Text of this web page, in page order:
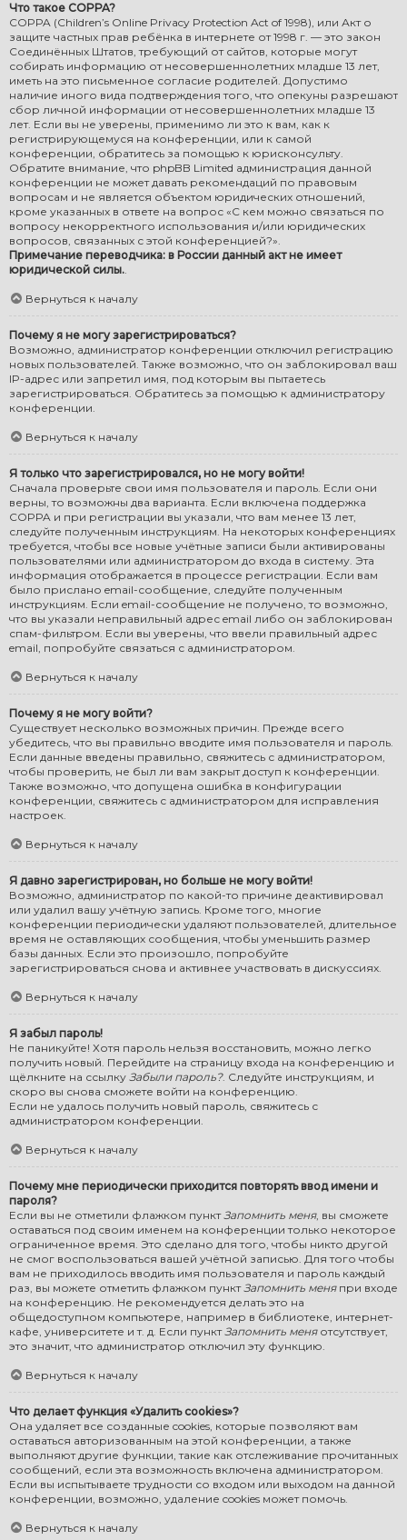
Что такое COPPA?
COPPA (Children’s Online Privacy Protection Act of 1998), или Акт о
защите частных прав ребёнка в интернете от 1998 г. — это закон
Соединённых Штатов, требующий от сайтов, которые могут
собирать информацию от несовершеннолетних младше 13 лет,
иметь на это письменное согласие родителей. Допустимо
наличие иного вида подтверждения того, что опекуны разрешают
сбор личной информации от несовершеннолетних младше 13
лет. Если вы не уверены, применимо ли это к вам, как к
регистрирующемуся на конференции, или к самой
конференции, обратитесь за помощью к юрисконсульту.
Обратите внимание, что phpBB Limited администрация данной
конференции не может давать рекомендаций по правовым
вопросам и не является объектом юридических отношений,
кроме указанных в ответе на вопрос «С кем можно связаться по
вопросу некорректного использования и/или юридических
вопросов, связанных с этой конференцией?».
Примечание переводчика: в России данный акт не имеет
юридической силы..
Вернуться к началу
Почему я не могу зарегистрироваться?
Возможно, администратор конференции отключил регистрацию
новых пользователей. Также возможно, что он заблокировал ваш
IP-адрес или запретил имя, под которым вы пытаетесь
зарегистрироваться. Обратитесь за помощью к администратору
конференции.
Вернуться к началу
Я только что зарегистрировался, но не могу войти!
Сначала проверьте свои имя пользователя и пароль. Если они
верны, то возможны два варианта. Если включена поддержка
COPPA и при регистрации вы указали, что вам менее 13 лет,
следуйте полученным инструкциям. На некоторых конференциях
требуется, чтобы все новые учётные записи были активированы
пользователями или администратором до входа в систему. Эта
информация отображается в процессе регистрации. Если вам
было прислано email-сообщение, следуйте полученным
инструкциям. Если email-сообщение не получено, то возможно,
что вы указали неправильный адрес email либо он заблокирован
спам-фильтром. Если вы уверены, что ввели правильный адрес
email, попробуйте связаться с администратором.
Вернуться к началу
Почему я не могу войти?
Существует несколько возможных причин. Прежде всего
убедитесь, что вы правильно вводите имя пользователя и пароль.
Если данные введены правильно, свяжитесь с администратором,
чтобы проверить, не был ли вам закрыт доступ к конференции.
Также возможно, что допущена ошибка в конфигурации
конференции, свяжитесь с администратором для исправления
настроек.
Вернуться к началу
Я давно зарегистрирован, но больше не могу войти!
Возможно, администратор по какой-то причине деактивировал
или удалил вашу учётную запись. Кроме того, многие
конференции периодически удаляют пользователей, длительное
время не оставляющих сообщения, чтобы уменьшить размер
базы данных. Если это произошло, попробуйте
зарегистрироваться снова и активнее участвовать в дискуссиях.
Вернуться к началу
Я забыл пароль!
Не паникуйте! Хотя пароль нельзя восстановить, можно легко
получить новый. Перейдите на страницу входа на конференцию и
щёлкните на ссылку Забыли пароль?. Следуйте инструкциям, и
скоро вы снова сможете войти на конференцию.
Если не удалось получить новый пароль, свяжитесь с
администратором конференции.
Вернуться к началу
Почему мне периодически приходится повторять ввод имени и
пароля?
Если вы не отметили флажком пунктЗапомнить меня, вы сможете
оставаться под своим именем на конференции только некоторое
ограниченное время. Это сделано для того, чтобы никто другой
не смог воспользоваться вашей учётной записью. Для того чтобы
вам не приходилось вводить имя пользователя и пароль каждый
раз, вы можете отметить флажком пунктЗапомнить меняпри входе
на конференцию. Не рекомендуется делать это на
общедоступном компьютере, например в библиотеке, интернет-
кафе, университете и т. д. Если пунктЗапомнить меняотсутствует,
это значит, что администратор отключил эту функцию.
Вернуться к началу
Что делает функция «Удалить cookies»?
Она удаляет все созданные cookies, которые позволяют вам
оставаться авторизованным на этой конференции, а также
выполняют другие функции, такие как отслеживание прочитанных
сообщений, если эта возможность включена администратором.
Если вы испытываете трудности со входом или выходом на данной
конференции, возможно, удаление cookies может помочь.
Вернуться к началу